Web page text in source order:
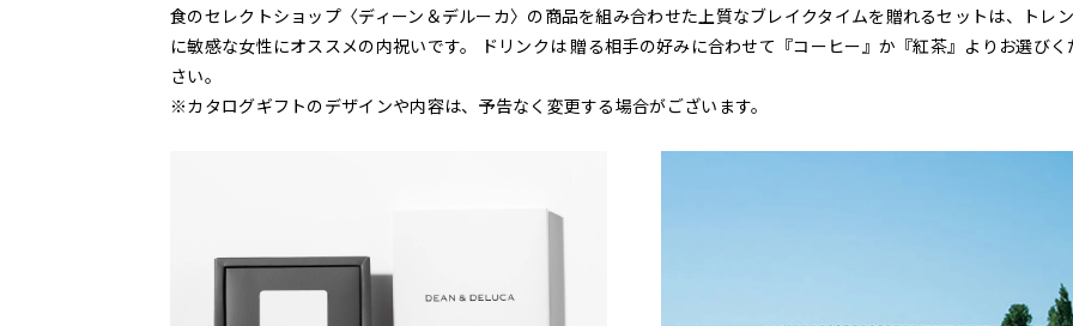
食のセレクトショップ〈ディーン＆デルーカ〉の商品を組み合わせた上質なブレイクタイムを贈れるセットは、トレ
に敏感な女性にオススメの内祝いです。 ドリンクは 贈る相手の好みに合わせて『コーヒー』か『紅茶』よりお選びく
さい。
※カタログギフトのデザインや内容は、予告なく変更する場合がございます。